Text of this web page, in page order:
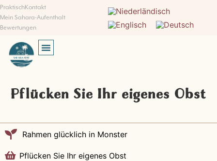
PraktischKontakt
Mein Sahara-Aufenthalt
Bewertungen
Pflücken Sie Ihr eigenes Obst
Rahmen glücklich in Monster
Pflücken Sie Ihr eigenes Obst